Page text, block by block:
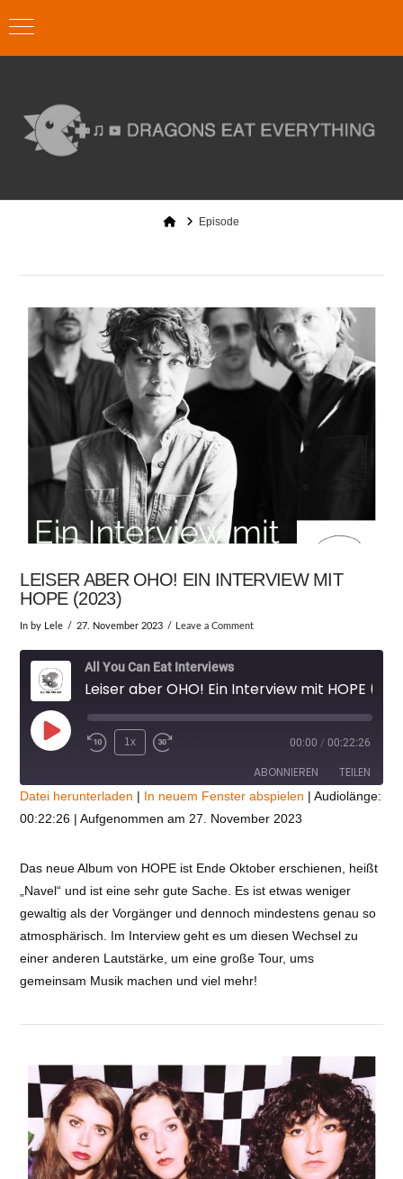
HomeEpisode
VIEW POST
LEISER ABER OHO! EIN INTERVIEW MIT
HOPE (2023)
In by Lele 27. November 2023 Leave a Comment
All You Can Eat Interviews
Play
1x 00:00 / 00:22:26
ABONNIEREN TEILEN
TEILEN
Datei herunterladen | In neuem Fenster abspielen |Audiolänge:
00:22:26 |Aufgenommen am 27. November 2023
Das neue Album von HOPE ist Ende Oktober erschienen, heißt
„Navel“ und ist eine sehr gute Sache. Es ist etwas weniger
gewaltig als der Vorgänger und dennoch mindestens genau so
atmosphärisch. Im Interview geht es um diesen Wechsel zu
einer anderen Lautstärke, um eine große Tour, ums
gemeinsam Musik machen und viel mehr!